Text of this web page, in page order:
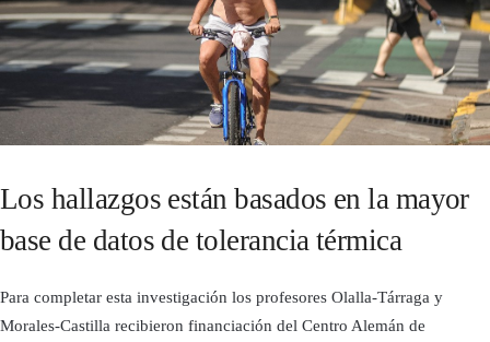
Los hallazgos están basados en la mayor
base de datos de tolerancia térmica
Para completar esta investigación los profesores Olalla-Tárraga y
Morales-Castilla recibieron financiación del Centro Alemán de